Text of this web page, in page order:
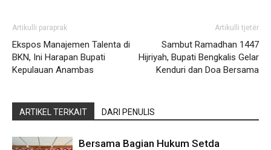
Artikulli paraprak
Ekspos Manajemen Talenta di
BKN, Ini Harapan Bupati
Kepulauan Anambas
Artikulli tjetër
Sambut Ramadhan 1447
Hijriyah, Bupati Bengkalis Gelar
Kenduri dan Doa Bersama
ARTIKEL TERKAIT DARI PENULIS
Bersama Bagian Hukum Setda